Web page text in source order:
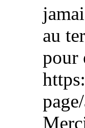
au
pour